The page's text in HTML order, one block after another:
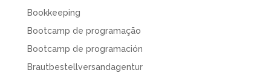
Bookkeeping
Bootcamp de programação
Bootcamp de programación
Brautbestellversandagentur